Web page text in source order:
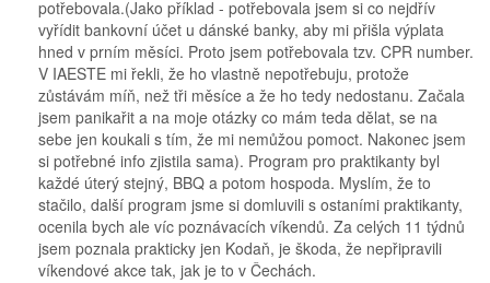
potřebovala.(Jako příklad - potřebovala jsem si co nejdřív
vyřídit bankovní účet u dánské banky, aby mi přišla výplata
hned v prním měsíci. Proto jsem potřebovala tzv. CPR number.
V IAESTE mi řekli, že ho vlastně nepotřebuju, protože
zůstávám míň, než tři měsíce a že ho tedy nedostanu. Začala
jsem panikařit a na moje otázky co mám teda dělat, se na
sebe jen koukali s tím, že mi nemůžou pomoct. Nakonec jsem
si potřebné info zjistila sama). Program pro praktikanty byl
každé úterý stejný, BBQ a potom hospoda. Myslím, že to
stačilo, další program jsme si domluvili s ostaními praktikanty,
ocenila bych ale víc poznávacích víkendů. Za celých 11 týdnů
jsem poznala prakticky jen Kodaň, je škoda, že nepřipravili
víkendové akce tak, jak je to v Čechách.